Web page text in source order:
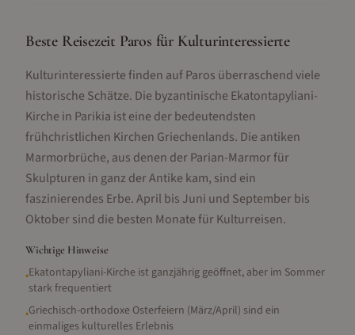
Beste Reisezeit Paros für Kulturinteressierte
Kulturinteressierte finden auf Paros überraschend viele
historische Schätze. Die byzantinische Ekatontapyliani-
Kirche in Parikia ist eine der bedeutendsten
frühchristlichen Kirchen Griechenlands. Die antiken
Marmorbrüche, aus denen der Parian-Marmor für
Skulpturen in ganz der Antike kam, sind ein
faszinierendes Erbe. April bis Juni und September bis
Oktober sind die besten Monate für Kulturreisen.
Wichtige Hinweise
•Ekatontapyliani-Kirche ist ganzjährig geöffnet, aber im Sommer
stark frequentiert
•Griechisch-orthodoxe Osterfeiern (März/April) sind ein
einmaliges kulturelles Erlebnis